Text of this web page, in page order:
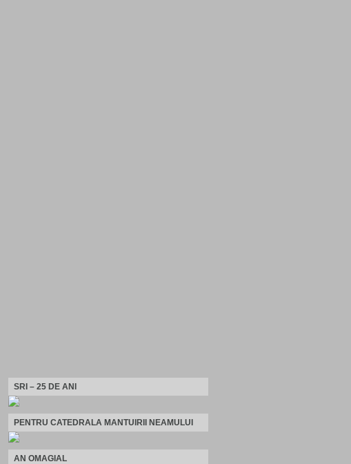
SRI – 25 DE ANI
PENTRU CATEDRALA MANTUIRII NEAMULUI
AN OMAGIAL